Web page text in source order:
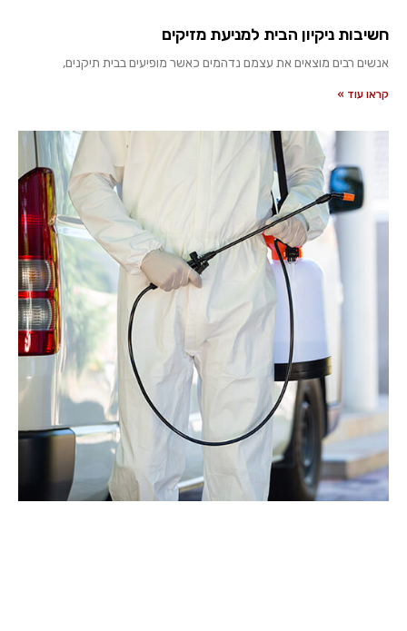
חשיבות ניקיון הבית למניעת מזיקים
אנשים רבים מוצאים את עצמם נדהמים כאשר מופיעים בבית תיקנים,
קראו עוד »